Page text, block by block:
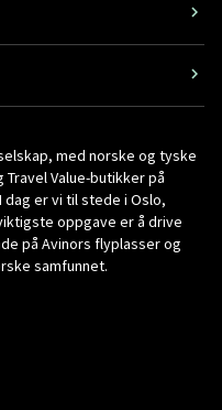
med norske og tyske
Value-butikker på
er vi til stede i Oslo,
oppgave er å drive
på Avinors flyplasser og
samfunnet.